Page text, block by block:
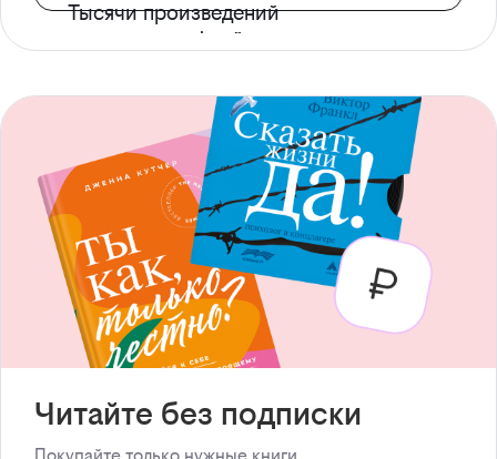
Тысячи произведений
с доступом офлайн
Читайте без подписки